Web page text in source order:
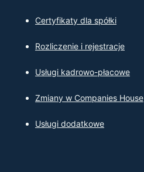
Certyfikaty dla spółki
Rozliczenie i rejestracje
Usługi kadrowo-płacowe
Zmiany w Companies House
Usługi dodatkowe